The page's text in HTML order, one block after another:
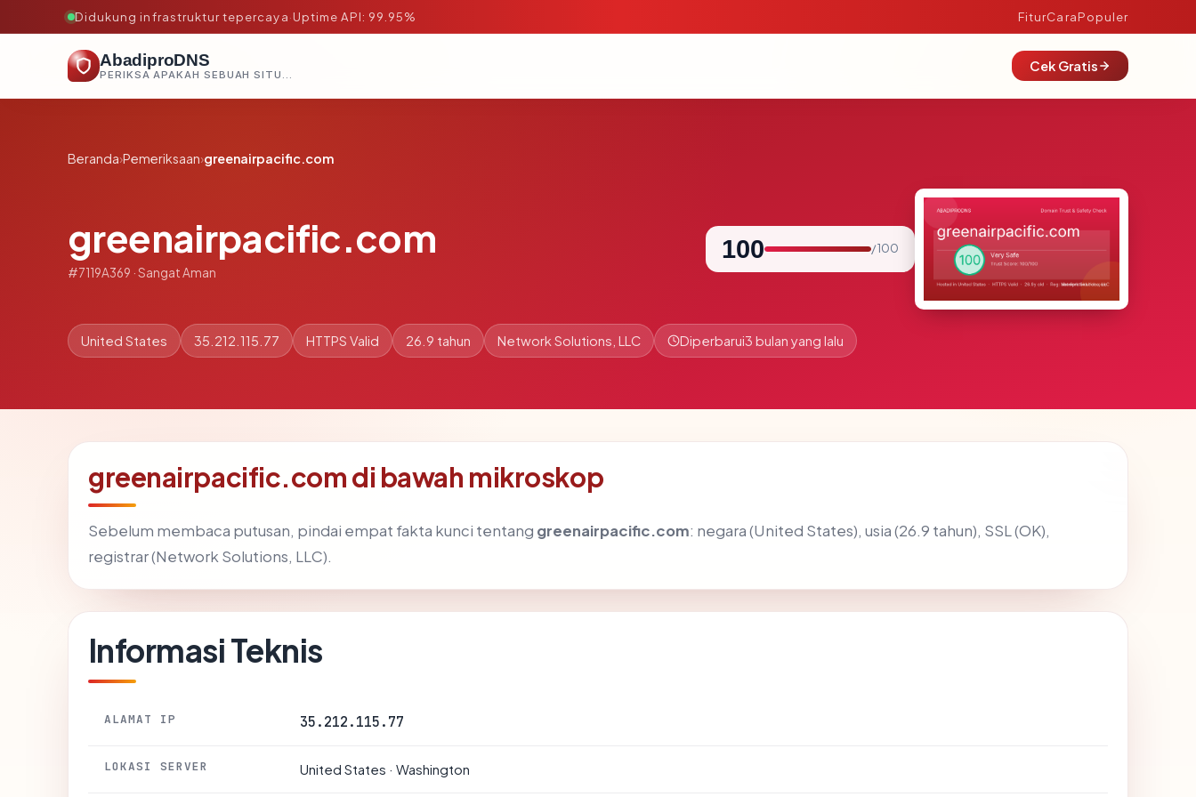
Didukung infrastruktur tepercaya·Uptime API: 99.95% FiturCaraPopuler
AbadiproDNS
PERIKSA APAKAH SEBUAH SITUS AMAN, TEPERCAYA, DAN TERVERIFIKASI DALAM HITUNGAN DETIK.
Cek Gratis
Beranda›Pemeriksaan›greenairpacific.com
greenairpacific.com
#7119A369 · Sangat Aman
100 / 100
United States 35.212.115.77 HTTPS Valid 26.9 tahun Network Solutions, LLC Diperbarui3 bulan yang lalu
greenairpacific.com di bawah mikroskop
Sebelum membaca putusan, pindai empat fakta kunci tentang greenairpacific.com: negara (United States), usia (26.9 tahun), SSL (OK),
registrar (Network Solutions, LLC).
Informasi Teknis
ALAMAT IP 35.212.115.77
LOKASI SERVER United States · Washington